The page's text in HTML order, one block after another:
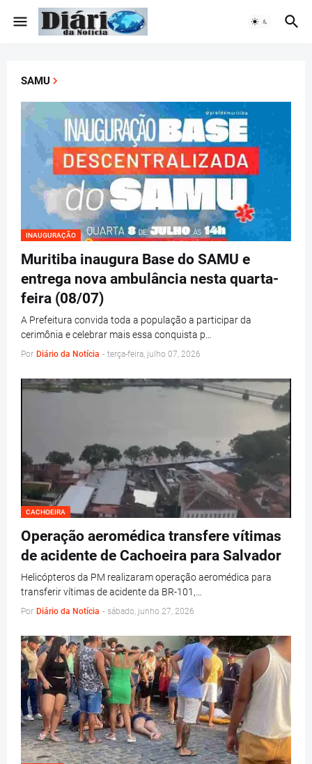
SAMU
INAUGURAÇÃO
Muritiba inaugura Base do SAMU e
entrega nova ambulância nesta quarta-
feira (08/07)
A Prefeitura convida toda a população a participar da
cerimônia e celebrar mais essa conquista p…
Por Diário da Notícia - terça-feira, julho 07, 2026
CACHOEIRA
Operação aeromédica transfere vítimas
de acidente de Cachoeira para Salvador
Helicópteros da PM realizaram operação aeromédica para
transferir vítimas de acidente da BR-101,…
Por Diário da Notícia - sábado, junho 27, 2026